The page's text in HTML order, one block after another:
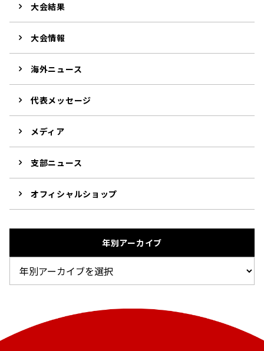
大会結果
大会情報
海外ニュース
代表メッセージ
メディア
支部ニュース
オフィシャルショップ
年別アーカイブ